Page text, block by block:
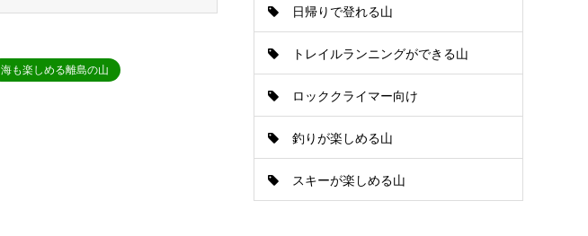
海も楽しめる離島の山
日帰りで登れる山
トレイルランニングができる山
ロッククライマー向け
釣りが楽しめる山
スキーが楽しめる山